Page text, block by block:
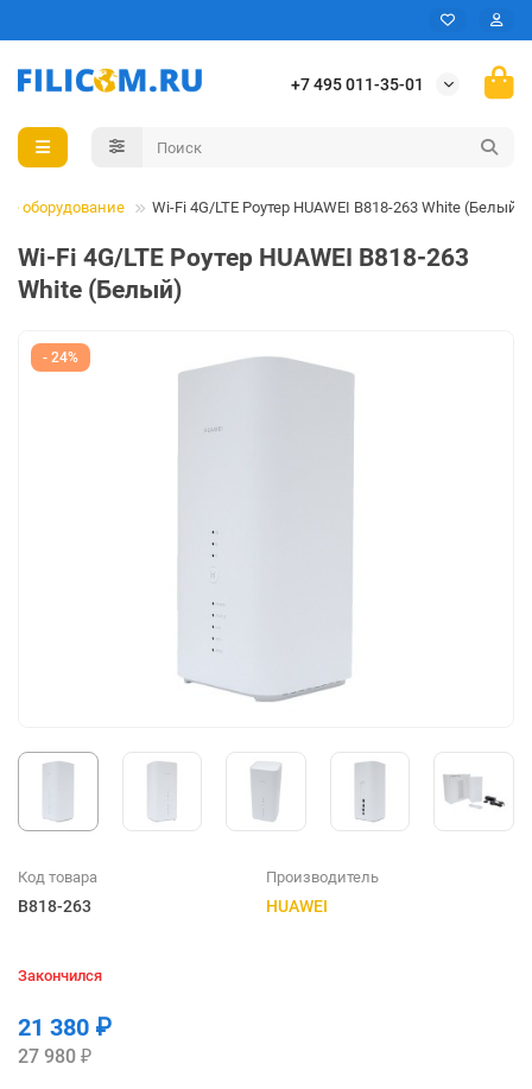
+7 495 011-35-01
оборудование Wi-Fi 4G/LTE Роутер HUAWEI B818-263 White (Белый)
Wi-Fi 4G/LTE Роутер HUAWEI B818-263
White (Белый)
- 24%
Код товара
B818-263
Производитель
HUAWEI
Закончился
21 380 ₽
27 980 ₽